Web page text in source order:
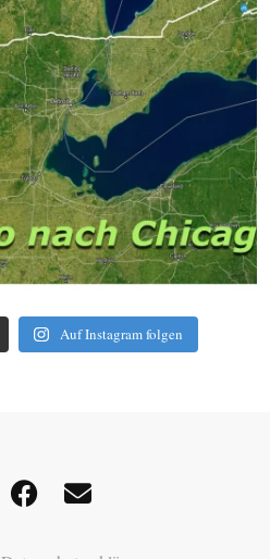
Auf Instagram folgen